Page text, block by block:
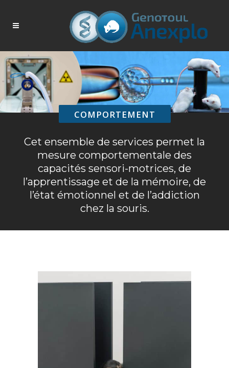
COMPORTEMENT
Cet ensemble de services permet la
mesure comportementale des
capacités sensori-motrices, de
l’apprentissage et de la mémoire, de
l’état émotionnel et de l’addiction
chez la souris.